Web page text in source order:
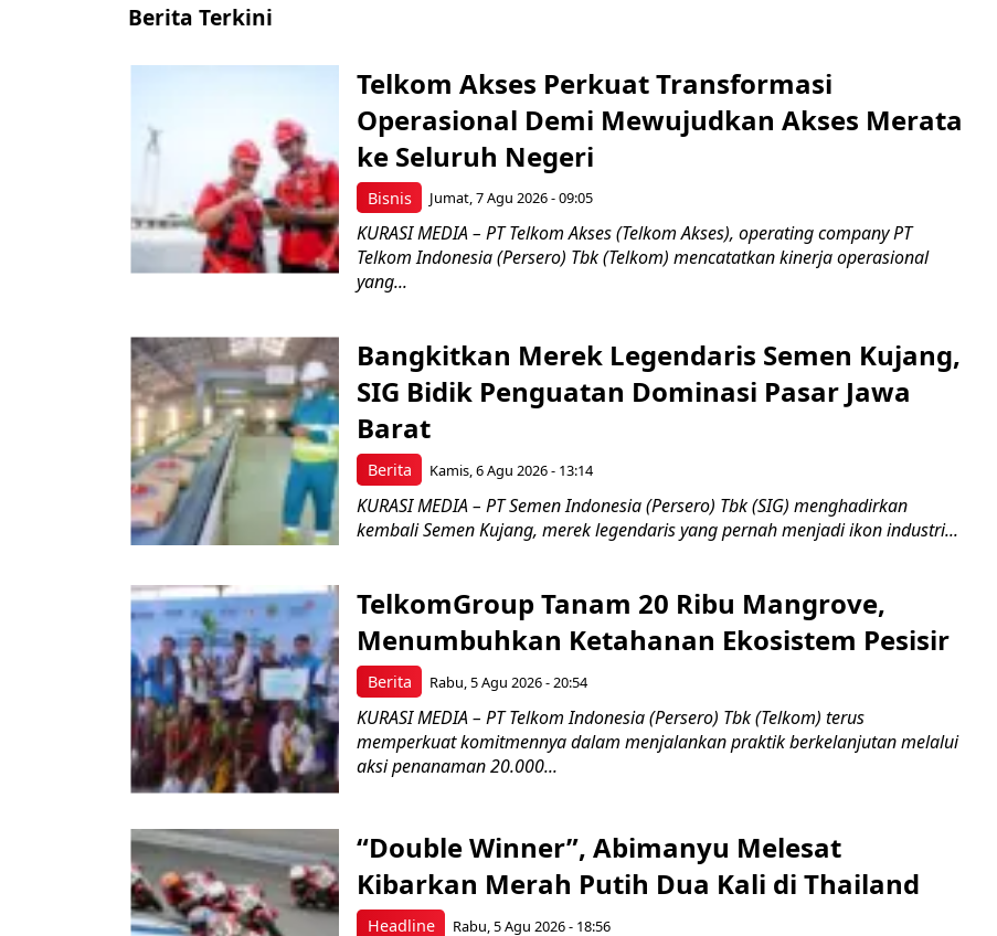
Berita Terkini
Bisnis
Telkom Akses Perkuat Transformasi
Operasional Demi Mewujudkan Akses Merata
ke Seluruh Negeri
Jumat, 7 Agu 2026 - 09:05
KURASI MEDIA – PT Telkom Akses (Telkom Akses), operating company PT
Telkom Indonesia (Persero) Tbk (Telkom) mencatatkan kinerja operasional
yang...
Berita
Bangkitkan Merek Legendaris Semen Kujang,
SIG Bidik Penguatan Dominasi Pasar Jawa
Barat
Kamis, 6 Agu 2026 - 13:14
KURASI MEDIA – PT Semen Indonesia (Persero) Tbk (SIG) menghadirkan
kembali Semen Kujang, merek legendaris yang pernah menjadi ikon industri...
Berita
TelkomGroup Tanam 20 Ribu Mangrove,
Menumbuhkan Ketahanan Ekosistem Pesisir
Rabu, 5 Agu 2026 - 20:54
KURASI MEDIA – PT Telkom Indonesia (Persero) Tbk (Telkom) terus
memperkuat komitmennya dalam menjalankan praktik berkelanjutan melalui
aksi penanaman 20.000...
Headline
“Double Winner”, Abimanyu Melesat
Kibarkan Merah Putih Dua Kali di Thailand
Rabu, 5 Agu 2026 - 18:56